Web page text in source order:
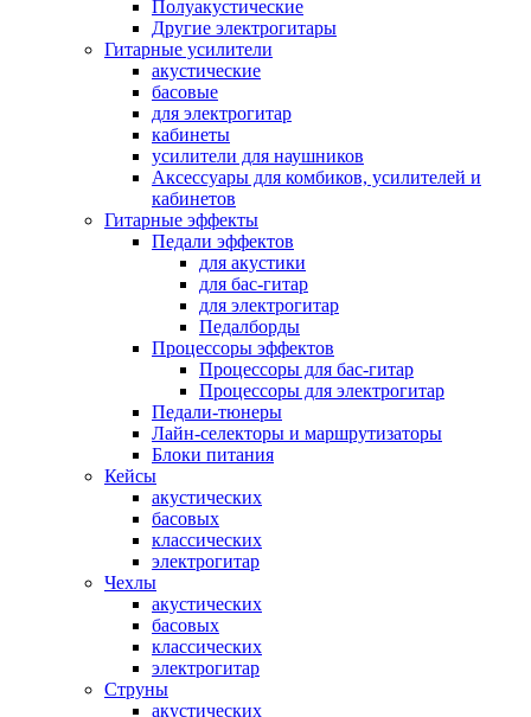
Полуакустические
Другие электрогитары
Гитарные усилители
акустические
басовые
для электрогитар
кабинеты
усилители для наушников
Аксессуары для комбиков, усилителей и
кабинетов
Гитарные эффекты
Педали эффектов
для акустики
для бас-гитар
для электрогитар
Педалборды
Процессоры эффектов
Процессоры для бас-гитар
Процессоры для электрогитар
Педали-тюнеры
Лайн-селекторы и маршрутизаторы
Блоки питания
Кейсы
акустических
басовых
классических
электрогитар
Чехлы
акустических
басовых
классических
электрогитар
Струны
акустических